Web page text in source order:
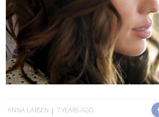
ANNA LARSEN 7 YEARS AGO